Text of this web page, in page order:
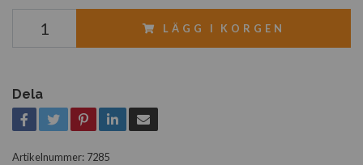
LÄGG I KORGEN
Dela
Artikelnummer: 7285